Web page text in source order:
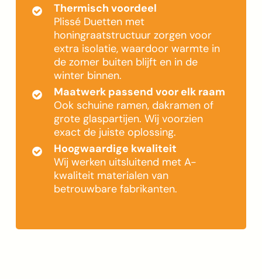
Thermisch voordeel
Plissé Duetten met
honingraatstructuur zorgen voor
extra isolatie, waardoor warmte in
de zomer buiten blijft en in de
winter binnen.
Maatwerk passend voor elk raam
Ook schuine ramen, dakramen of
grote glaspartijen. Wij voorzien
exact de juiste oplossing.
Hoogwaardige kwaliteit
Wij werken uitsluitend met A-
kwaliteit materialen van
betrouwbare fabrikanten.